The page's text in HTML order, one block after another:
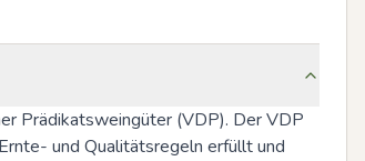
Prädikatsweingüter (VDP). Der VDP
und Qualitätsregeln erfüllt und